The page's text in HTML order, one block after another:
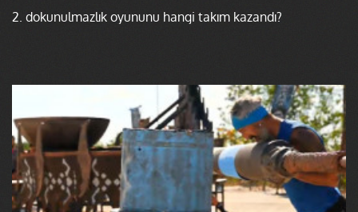
2. dokunulmazlık oyununu hangi takım kazandı?